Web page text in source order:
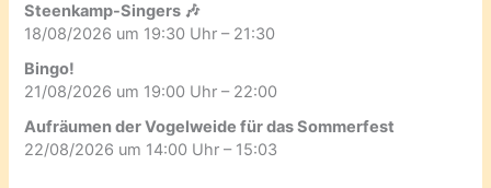
Steenkamp-Singers 🎶
18/08/2026 um 19:30 Uhr – 21:30
Bingo!
21/08/2026 um 19:00 Uhr – 22:00
Aufräumen der Vogelweide für das Sommerfest
22/08/2026 um 14:00 Uhr – 15:03